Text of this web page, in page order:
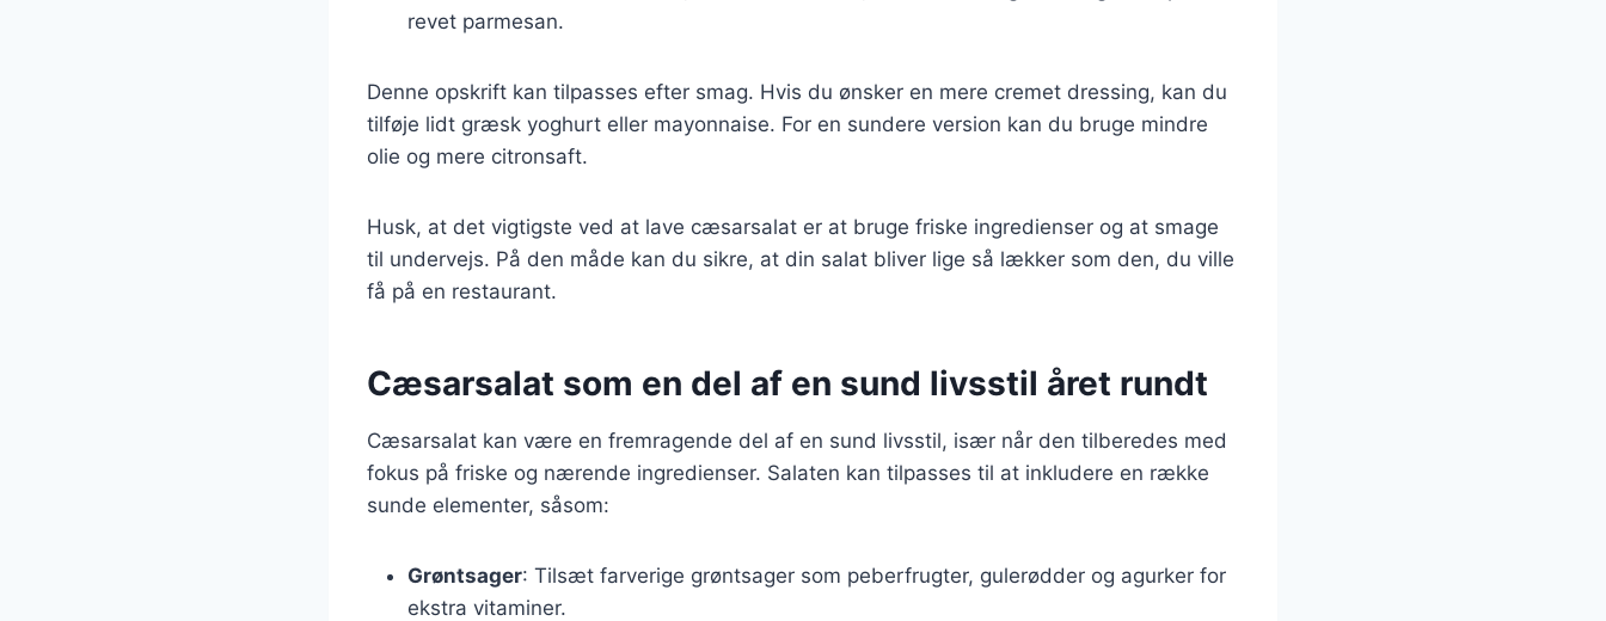
revet parmesan.
Denne opskrift kan tilpasses efter smag. Hvis du ønsker en mere cremet dressing, kan du
tilføje lidt græsk yoghurt eller mayonnaise. For en sundere version kan du bruge mindre
olie og mere citronsaft.
Husk, at det vigtigste ved at lave cæsarsalat er at bruge friske ingredienser og at smage
til undervejs. På den måde kan du sikre, at din salat bliver lige så lækker som den, du ville
få på en restaurant.
Cæsarsalat som en del af en sund livsstil året rundt
Cæsarsalat kan være en fremragende del af en sund livsstil, især når den tilberedes med
fokus på friske og nærende ingredienser. Salaten kan tilpasses til at inkludere en række
sunde elementer, såsom:
Grøntsager: Tilsæt farverige grøntsager som peberfrugter, gulerødder og agurker for
ekstra vitaminer.